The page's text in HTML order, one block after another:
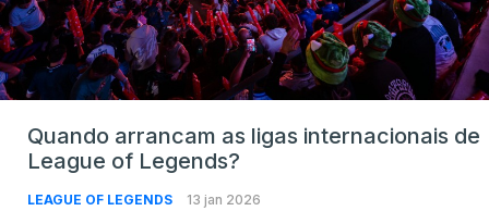
Quando arrancam as ligas internacionais de
League of Legends?
LEAGUE OF LEGENDS 13 jan 2026